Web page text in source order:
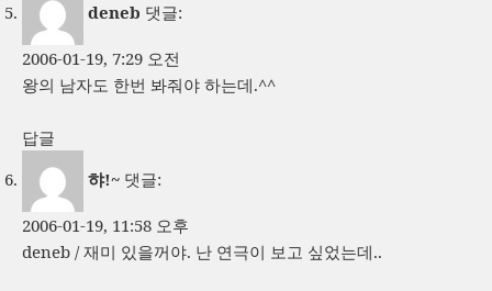
deneb 댓글:
2006-01-19, 7:29 오전
왕의 남자도 한번 봐줘야 하는데.^^
답글
햐!~ 댓글:
2006-01-19, 11:58 오후
deneb / 재미 있을꺼야. 난 연극이 보고 싶었는데..